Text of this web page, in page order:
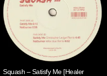
Squash – Satisfy Me [Healer